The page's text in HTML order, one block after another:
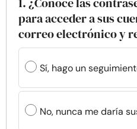
Ayuda
Cursos
Recursos
para acceder a sus
correo electrónico y
Sí, hago un
No, nunca me daría